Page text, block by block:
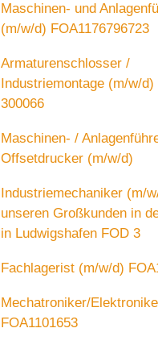
Maschinen- und
(m/w/d) FOA1176796723
Armaturenschlosser /
Industriemontage (m/w/d)
300066
Maschinen- /
Offsetdrucker (m/w/d)
Industriemechaniker (m/
unseren Großkunden in
in Ludwigshafen FOD 3
Fachlagerist (m/w/d)
Mechatroniker/
FOA1101653